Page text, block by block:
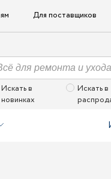
Для поставщиков
Искать в
новинках
Искать в